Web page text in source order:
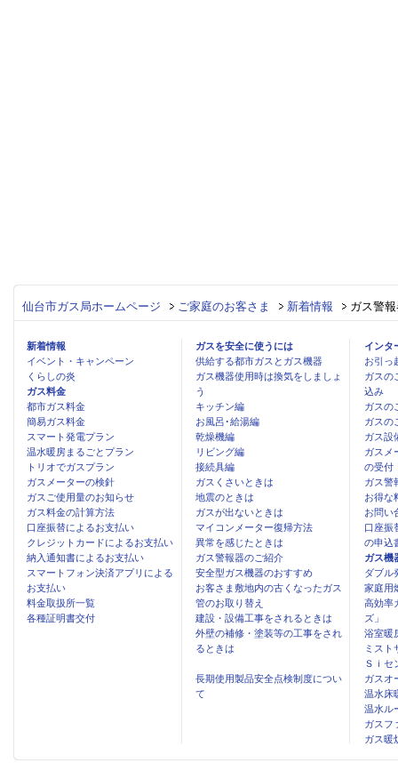
仙台市ガス局ホームページ ご家庭のお客さま 新着情報 ガス警
新着情報
イベント・キャンペーン
くらしの炎
ガス料金
都市ガス料金
簡易ガス料金
スマート発電プラン
温水暖房まるごとプラン
トリオでガスプラン
ガスメーターの検針
ガスご使用量のお知らせ
ガス料金の計算方法
口座振替によるお支払い
クレジットカードによるお支払い
納入通知書によるお支払い
スマートフォン決済アプリによる
お支払い
料金取扱所一覧
各種証明書交付
ガスを安全に使うには
供給する都市ガスとガス機器
ガス機器使用時は換気をしましょ
う
キッチン編
お風呂･給湯編
乾燥機編
リビング編
接続具編
ガスくさいときは
地震のときは
ガスが出ないときは
マイコンメーター復帰方法
異常を感じたときは
ガス警報器のご紹介
安全型ガス機器のおすすめ
お客さま敷地内の古くなったガス
管のお取り替え
建設・設備工事をされるときは
外壁の補修・塗装等の工事をされ
るときは
長期使用製品安全点検制度につい
て
インタ
お引っ
ガスの
込み
ガスの
ガスの
ガス設
ガスメ
の受付
ガス警
お得な
お問い
口座振
の申込
ガス機
ダブル
家庭用
高効率
ズ」
浴室暖
ミスト
Ｓｉセ
ガスオ
温水床
温水ル
ガスフ
ガス暖